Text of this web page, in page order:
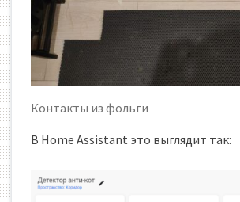
Контакты из фольги
В Home Assistant это выглядит так: